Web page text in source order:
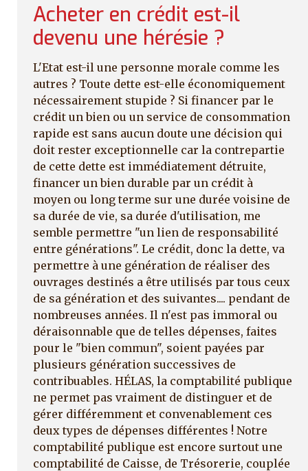
Acheter en crédit est-il
devenu une hérésie ?
L'Etat est-il une personne morale comme les
autres ? Toute dette est-elle économiquement
nécessairement stupide ? Si financer par le
crédit un bien ou un service de consommation
rapide est sans aucun doute une décision qui
doit rester exceptionnelle car la contrepartie
de cette dette est immédiatement détruite,
financer un bien durable par un crédit à
moyen ou long terme sur une durée voisine de
sa durée de vie, sa durée d'utilisation, me
semble permettre "un lien de responsabilité
entre générations". Le crédit, donc la dette, va
permettre à une génération de réaliser des
ouvrages destinés a être utilisés par tous ceux
de sa génération et des suivantes.... pendant de
nombreuses années. Il n'est pas immoral ou
déraisonnable que de telles dépenses, faites
pour le "bien commun", soient payées par
plusieurs génération successives de
contribuables. HÉLAS, la comptabilité publique
ne permet pas vraiment de distinguer et de
gérer différemment et convenablement ces
deux types de dépenses différentes ! Notre
comptabilité publique est encore surtout une
comptabilité de Caisse, de Trésorerie, couplée